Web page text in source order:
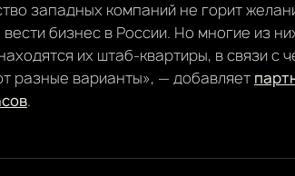
западных компаний не горит
бизнес в России. Но многие из
их штаб-квартиры, в связи с
разные варианты», — добавляет
.